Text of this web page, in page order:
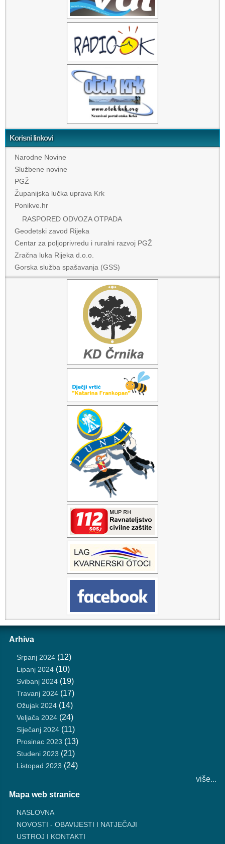
Korisni linkovi
Narodne Novine
Službene novine
PGŽ
Županijska lučka uprava Krk
Ponikve.hr
RASPORED ODVOZA OTPADA
Geodetski zavod Rijeka
Centar za poljoprivredu i ruralni razvoj PGŽ
Zračna luka Rijeka d.o.o.
Gorska služba spašavanja (GSS)
Arhiva
Srpanj 2024(12)
Lipanj 2024(10)
Svibanj 2024(19)
Travanj 2024(17)
Ožujak 2024(14)
Veljača 2024(24)
Siječanj 2024(11)
Prosinac 2023 (13)
Studeni 2023 (21)
Listopad 2023 (24)
više...
Mapa web stranice
NASLOVNA
NOVOSTI - OBAVIJESTI I NATJEČAJI
USTROJ I KONTAKTI